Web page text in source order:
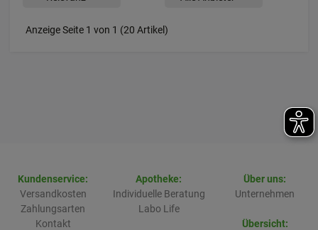
Anzeige Seite 1 von 1 (20 Artikel)
Kundenservice:
Versandkosten
Zahlungsarten
Kontakt
Apotheke:
Individuelle Beratung
Labo Life
Über uns:
Unternehmen
Übersicht: